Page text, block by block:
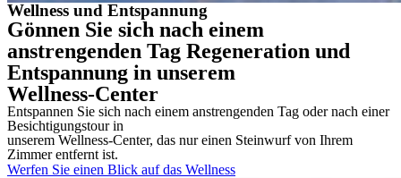
Wellness und Entspannung
Gönnen Sie sich nach einem
anstrengenden Tag Regeneration und
Entspannung in unserem
Wellness-Center
Entspannen Sie sich nach einem anstrengenden Tag oder nach einer
Besichtigungstour in
unserem Wellness-Center, das nur einen Steinwurf von Ihrem
Zimmer entfernt ist.
Werfen Sie einen Blick auf das Wellness